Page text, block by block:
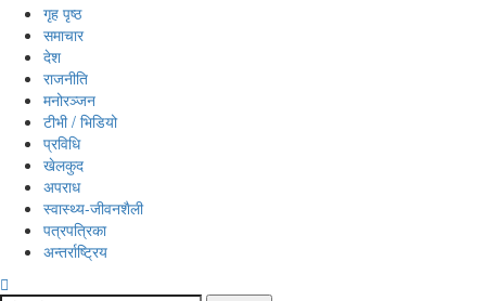
गृह पृष्ठ
समाचार
देश
राजनीति
मनोरञ्जन
टीभी / भिडियो
प्रविधि
खेलकुद
अपराध
स्वास्थ्य-जीवनशैली
पत्रपत्रिका
अन्तर्राष्ट्रिय